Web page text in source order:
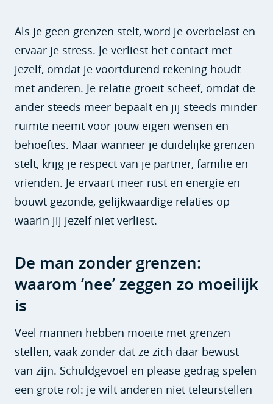
Als je geen grenzen stelt, word je overbelast en
ervaar je stress. Je verliest het contact met
jezelf, omdat je voortdurend rekening houdt
met anderen. Je relatie groeit scheef, omdat de
ander steeds meer bepaalt en jij steeds minder
ruimte neemt voor jouw eigen wensen en
behoeftes. Maar wanneer je duidelijke grenzen
stelt, krijg je respect van je partner, familie en
vrienden. Je ervaart meer rust en energie en
bouwt gezonde, gelijkwaardige relaties op
waarin jij jezelf niet verliest.
De man zonder grenzen:
waarom ‘nee’ zeggen zo moeilijk
is
Veel mannen hebben moeite met grenzen
stellen, vaak zonder dat ze zich daar bewust
van zijn. Schuldgevoel en please-gedrag spelen
een grote rol: je wilt anderen niet teleurstellen